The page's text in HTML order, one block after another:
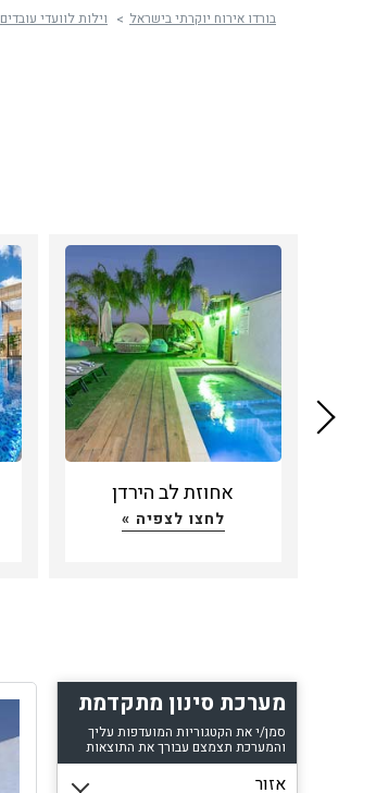
בורדו אירוח יוקרתי בישראל וילות לוועדי עובדים
אחוזת לב הירדן
לחצו לצפיה »
מערכת סינון מתקדמת
סמן/י את הקטגוריות המועדפות עליך
והמערכת תצמצם עבורך את התוצאות